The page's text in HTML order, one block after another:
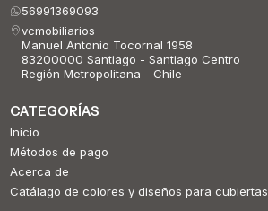
56991369093
vcmobiliarios
Manuel Antonio Tocornal 1958
83200000 Santiago - Santiago Centro
Región Metropolitana - Chile
CATEGORÍAS
Inicio
Métodos de pago
Acerca de
Catálago de colores y diseños para cubiertas